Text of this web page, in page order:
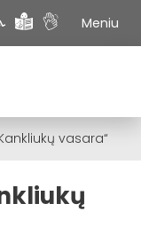
Meniu
vasara“